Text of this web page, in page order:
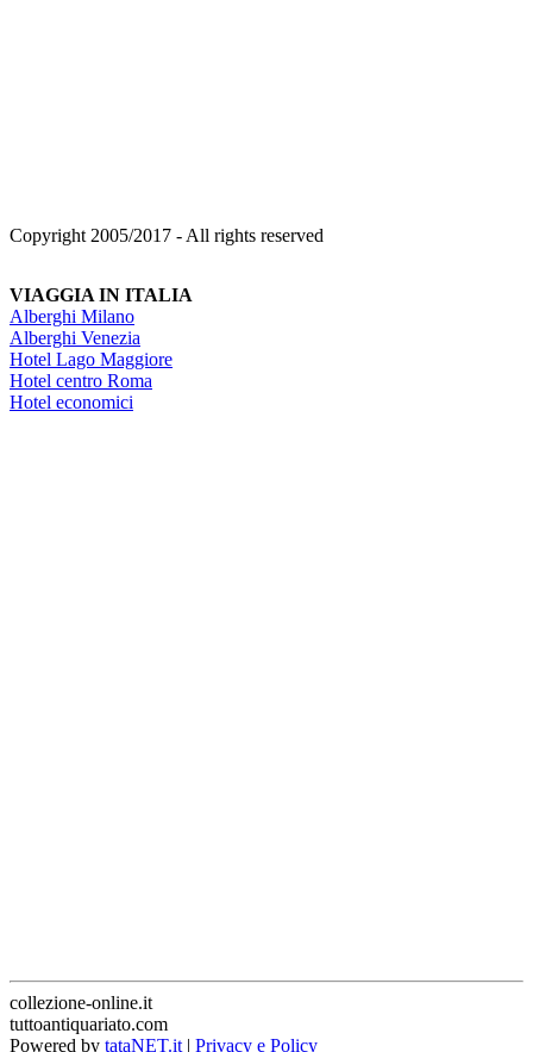
Copyright 2005/2017 - All rights reserved
VIAGGIA IN ITALIA
Alberghi Milano
Alberghi Venezia
Hotel Lago Maggiore
Hotel centro Roma
Hotel economici
collezione-online.it
tuttoantiquariato.com
Powered by tataNET.it | Privacy e Policy